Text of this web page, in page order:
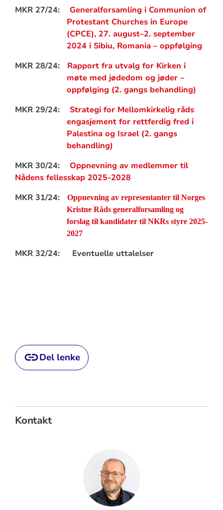
MKR 27/24:
Generalforsamling i Communion of
Protestant Churches in Europe
(CPCE), 27. august–2. september
2024 i Sibiu, Romania – oppfølging
MKR 28/24:
Rapport fra utvalg for Kirken i
møte med jødedom og jøder –
oppfølging (2. gangs behandling)
MKR 29/24:
Strategi for Mellomkirkelig råds
engasjement for rettferdig fred i
Palestina og Israel (2. gangs
behandling)
MKR 30/24:
Oppnevning av medlemmer til
Nådens fellesskap 2025-2028
MKR 31/24:
Oppnevning av representanter til Norges
Kristne Råds generalforsamling og
forslag til kandidater til NKRs styre 2025-
2027
MKR 32/24: Eventuelle uttalelser
Del lenke
Kontakt